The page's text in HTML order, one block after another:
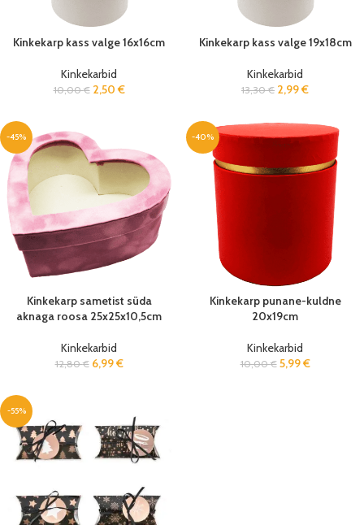
Kinkekarp kass valge 16x16cm
Kinkekarbid
10,00€ 2,50 €
Kinkekarp kass valge 19x18cm
Kinkekarbid
13,30€ 2,99€
-45%
Kinkekarp sametist süda
aknaga roosa 25x25x10,5cm
Kinkekarbid
12,80€ 6,99€
-40%
Kinkekarp punane-kuldne
20x19cm
Kinkekarbid
10,00€ 5,99€
-55%